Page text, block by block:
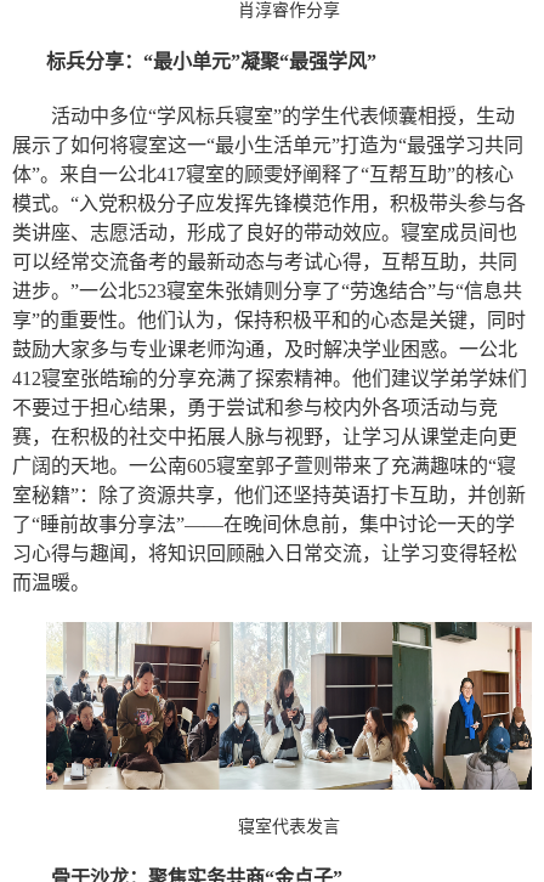
肖淳睿作分享
标兵分享：“最小单元”凝聚“最强学风”
活动中多位“学风标兵寝室”的学生代表倾囊相授，生动
展示了如何将寝室这一“最小生活单元”打造为“最强学习共同
体”。来自一公北417寝室的顾雯妤阐释了“互帮互助”的核心
模式。“入党积极分子应发挥先锋模范作用，积极带头参与各
类讲座、志愿活动，形成了良好的带动效应。寝室成员间也
可以经常交流备考的最新动态与考试心得，互帮互助，共同
进步。”一公北523寝室朱张婧则分享了“劳逸结合”与“信息共
享”的重要性。他们认为，保持积极平和的心态是关键，同时
鼓励大家多与专业课老师沟通，及时解决学业困惑。一公北
412寝室张皓瑜的分享充满了探索精神。他们建议学弟学妹们
不要过于担心结果，勇于尝试和参与校内外各项活动与竞
赛，在积极的社交中拓展人脉与视野，让学习从课堂走向更
广阔的天地。一公南605寝室郭子萱则带来了充满趣味的“寝
室秘籍”：除了资源共享，他们还坚持英语打卡互助，并创新
了“睡前故事分享法”——在晚间休息前，集中讨论一天的学
习心得与趣闻，将知识回顾融入日常交流，让学习变得轻松
而温暖。
寝室代表发言
骨干沙龙：聚焦实务共商“金点子”